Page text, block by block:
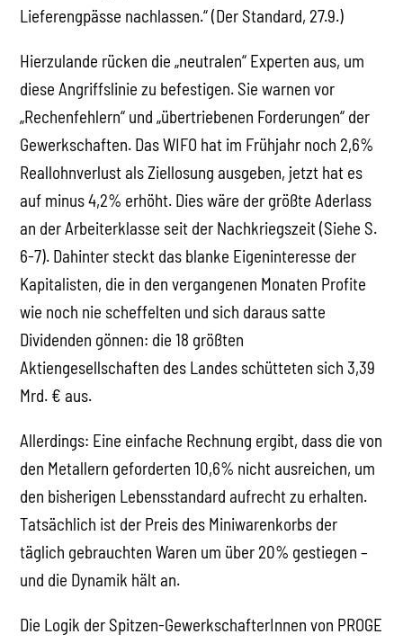
Lieferengpässe nachlassen.“ (Der Standard, 27.9.)
Hierzulande rücken die „neutralen“ Experten aus, um
diese Angriffslinie zu befestigen. Sie warnen vor
„Rechenfehlern“ und „übertriebenen Forderungen“ der
Gewerkschaften. Das WIFO hat im Frühjahr noch 2,6%
Reallohnverlust als Ziellosung ausgeben, jetzt hat es
auf minus 4,2% erhöht. Dies wäre der größte Aderlass
an der Arbeiterklasse seit der Nachkriegszeit (Siehe S.
6-7). Dahinter steckt das blanke Eigeninteresse der
Kapitalisten, die in den vergangenen Monaten Profite
wie noch nie scheffelten und sich daraus satte
Dividenden gönnen: die 18 größten
Aktiengesellschaften des Landes schütteten sich 3,39
Mrd. € aus.
Allerdings: Eine einfache Rechnung ergibt, dass die von
den Metallern geforderten 10,6% nicht ausreichen, um
den bisherigen Lebensstandard aufrecht zu erhalten.
Tatsächlich ist der Preis des Miniwarenkorbs der
täglich gebrauchten Waren um über 20% gestiegen –
und die Dynamik hält an.
Die Logik der Spitzen-GewerkschafterInnen von PROGE